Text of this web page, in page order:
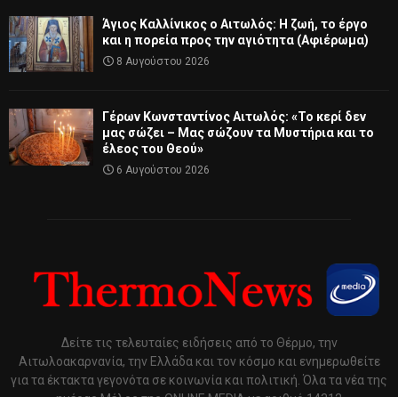
Άγιος Καλλίνικος ο Αιτωλός: Η ζωή, το έργο
και η πορεία προς την αγιότητα (Αφιέρωμα)
8 Αυγούστου 2026
Γέρων Κωνσταντίνος Αιτωλός: «Το κερί δεν
μας σώζει – Μας σώζουν τα Μυστήρια και το
έλεος του Θεού»
6 Αυγούστου 2026
Δείτε τις τελευταίες ειδήσεις από το Θέρμο, την
Αιτωλοακαρνανία, την Ελλάδα και τον κόσμο και ενημερωθείτε
για τα έκτακτα γεγονότα σε κοινωνία και πολιτική. Όλα τα νέα της